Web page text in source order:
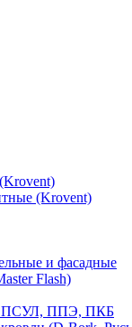
(Krovent)
и фасадные
Flash)
ПСУЛ, ППЭ, ПКБ